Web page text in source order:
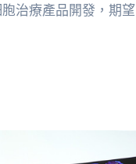
治療產品開發，期望